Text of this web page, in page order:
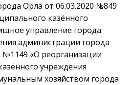
Орла от 06.03.2020 №849
казённого
управление города
администрации города
№1149 «О реорганизации
учреждения
хозяйством города